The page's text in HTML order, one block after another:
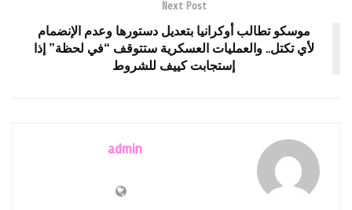
Next Post
موسكو تطالب أوكرانيا بتعديل دستورها وعدم الإنضمام
لأي تكتل.. والعمليات العسكرية ستتوقف “في لحظة” إذا
إستجابت كييف للشروط
admin